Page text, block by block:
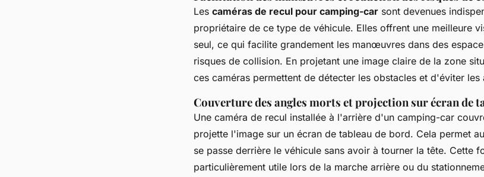
Les caméras de recul pour camping-car sont devenues
propriétaire de ce type de véhicule. Elles offrent une meilleure
seul, ce qui facilite grandement les manœuvres dans des
risques de collision. En projetant une image claire de la zone
ces caméras permettent de détecter les obstacles et d'éviter les
Couverture des angles morts et projection sur écran de
Une caméra de recul installée à l'arrière d'un camping-car
projette l'image sur un écran de tableau de bord. Cela permet
se passe derrière le véhicule sans avoir à tourner la tête. Cette
particulièrement utile lors de la marche arrière ou du